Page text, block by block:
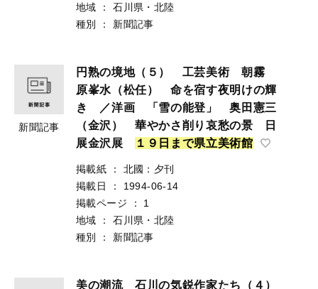
地域
：
石川県・北陸
種別
： 新聞記事
新聞記事
円熟の境地（５） 工芸美術 朝霧
原峯水（松任） 命を宿す夜明けの輝
き ／洋画 「雪の能登」 奥田憲三
（金沢） 華やかさ削り哀愁の景 日
展金沢展
１ ９ 日 ま で県立美術館
掲載紙 ：
北國：夕刊
掲載日
：
1994-06-14
掲載ページ
：
1
地域
：
石川県・北陸
種別
： 新聞記事
美の潮流 石川の気鋭作家たち（４）